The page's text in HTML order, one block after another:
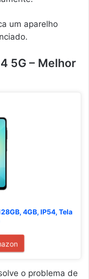
um aparelho
5G – Melhor
4GB, IP54, Tela
o problema de